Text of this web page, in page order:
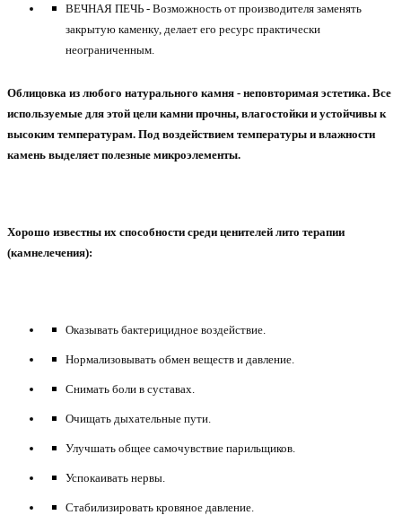
ВЕЧНАЯ ПЕЧЬ - Возможность от производителя заменять
закрытую каменку, делает его ресурс практически
неограниченным.
Облицовка из любого натурального камня - неповторимая эстетика. Все
используемые для этой цели камни прочны, влагостойки и устойчивы к
высоким температурам. Под воздействием температуры и влажности
камень выделяет полезные микроэлементы.
Хорошо известны их способности среди ценителей лито терапии
(камнелечения):
Оказывать бактерицидное воздействие.
Нормализовывать обмен веществ и давление.
Снимать боли в суставах.
Очищать дыхательные пути.
Улучшать общее самочувствие парильщиков.
Успокаивать нервы.
Стабилизировать кровяное давление.